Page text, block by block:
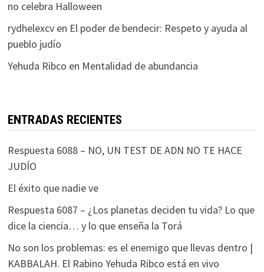
no celebra Halloween
rydhelexcven El poder de bendecir: Respeto y ayuda al
pueblo judío
Yehuda Ribco en Mentalidad de abundancia
ENTRADAS RECIENTES
Respuesta 6088 – NO, UN TEST DE ADN NO TE HACE
JUDÍO
El éxito que nadie ve
Respuesta 6087 – ¿Los planetas deciden tu vida? Lo que
dice la ciencia… y lo que enseña la Torá
No son los problemas: es el enemigo que llevas dentro |
KABBALAH. El Rabino Yehuda Ribco está en vivo